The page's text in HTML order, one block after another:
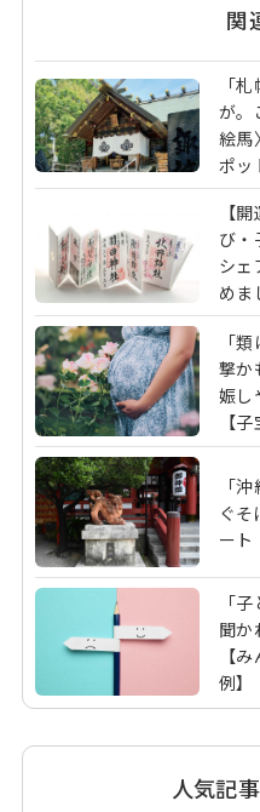
関
「
が。
絵馬
ポッ
【
び・
シェ
めま
「
撃か
娠し
【
「
ぐそ
ート
「
聞か
【
例】
人気記